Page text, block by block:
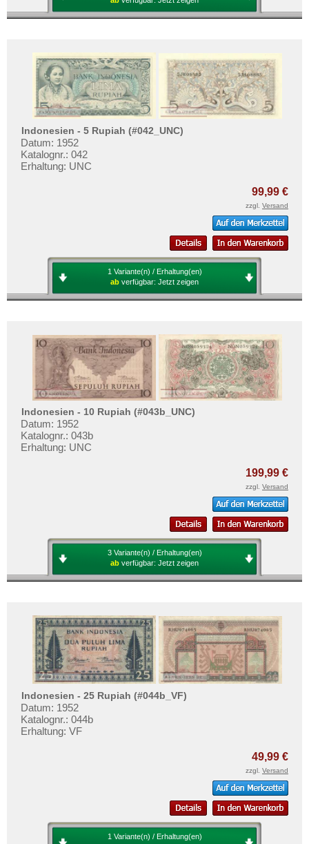
Indonesien - 5 Rupiah (#042_UNC)
Datum: 1952
Katalognr.: 042
Erhaltung: UNC
99,99 €
zzgl. Versand
1 Variante(n) / Erhaltung(en)
ab verfügbar: Jetzt zeigen
Indonesien - 10 Rupiah (#043b_UNC)
Datum: 1952
Katalognr.: 043b
Erhaltung: UNC
199,99 €
zzgl. Versand
3 Variante(n) / Erhaltung(en)
ab verfügbar: Jetzt zeigen
Indonesien - 25 Rupiah (#044b_VF)
Datum: 1952
Katalognr.: 044b
Erhaltung: VF
49,99 €
zzgl. Versand
1 Variante(n) / Erhaltung(en)